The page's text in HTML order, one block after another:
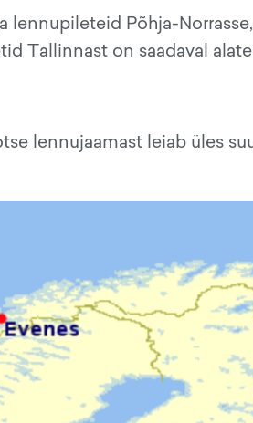
lennupileteid Põhja-
Tallinnast on saadaval
lennujaamast leiab üles